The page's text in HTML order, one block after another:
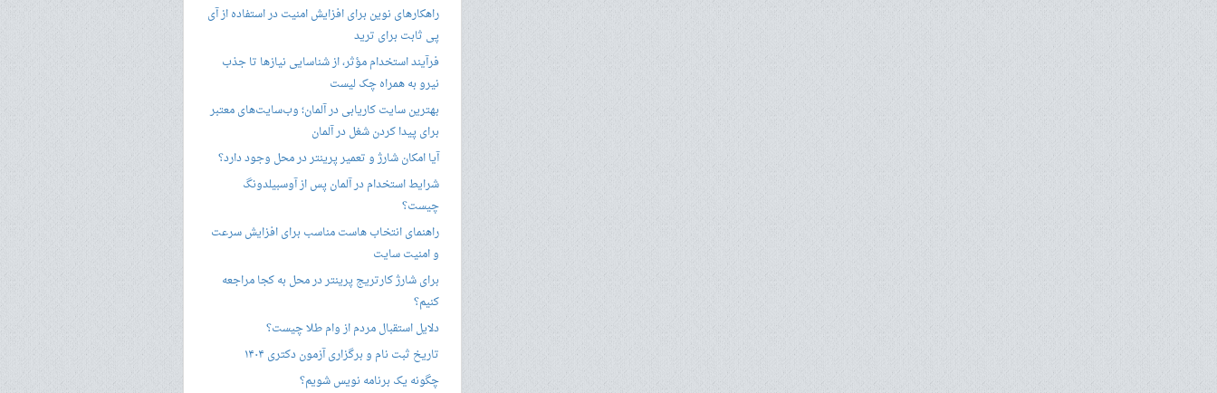
راهکارهای نوین برای افزایش امنیت در استفاده از آی
پی ثابت برای ترید
فرآیند استخدام مؤثر، از شناسایی نیازها تا جذب
نیرو به همراه چک لیست
بهترین سایت کاریابی در آلمان؛ وب‌سایت‌های معتبر
برای پیدا کردن شغل در آلمان
آیا امکان شارژ و تعمیر پرینتر در محل وجود دارد؟
شرایط استخدام در آلمان پس از آوسبیلدونگ
چیست؟
راهنمای انتخاب هاست مناسب برای افزایش سرعت
و امنیت سایت
برای شارژ کارتریج پرینتر در محل به کجا مراجعه
کنیم؟
دلایل استقبال مردم از وام طلا چیست؟
تاریخ ثبت نام و برگزاری آزمون دکتری ۱۴۰۴
چگونه یک برنامه نویس شویم؟